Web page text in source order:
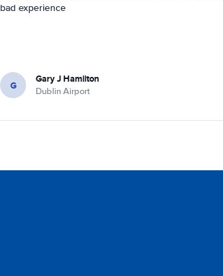
bad experience
G Gary J Hamilton
Dublin Airport